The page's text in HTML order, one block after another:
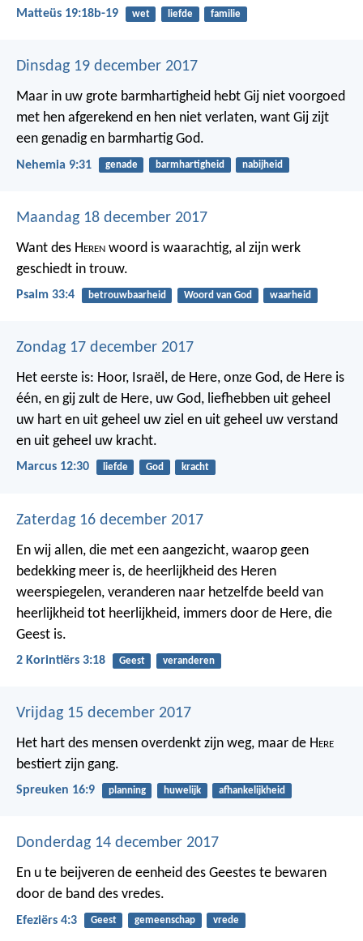
Matteüs 19:18b-19 wet liefde familie
Dinsdag 19 december 2017
Maar in uw grote barmhartigheid hebt Gij niet voorgoed
met hen afgerekend en hen niet verlaten, want Gij zijt
een genadig en barmhartig God.
Nehemia 9:31 genade barmhartigheid nabijheid
Maandag 18 december 2017
Want des Heren woord is waarachtig, al zijn werk
geschiedt in trouw.
Psalm 33:4 betrouwbaarheid Woord van God waarheid
Zondag 17 december 2017
Het eerste is: Hoor, Israël, de Here, onze God, de Here is
één, en gij zult de Here, uw God, liefhebben uit geheel
uw hart en uit geheel uw ziel en uit geheel uw verstand
en uit geheel uw kracht.
Marcus 12:30 liefde God kracht
Zaterdag 16 december 2017
En wij allen, die met een aangezicht, waarop geen
bedekking meer is, de heerlijkheid des Heren
weerspiegelen, veranderen naar hetzelfde beeld van
heerlijkheid tot heerlijkheid, immers door de Here, die
Geest is.
2 Korintiërs 3:18 Geest veranderen
Vrijdag 15 december 2017
Het hart des mensen overdenkt zijn weg, maar de Here
bestiert zijn gang.
Spreuken 16:9 planning huwelijk afhankelijkheid
Donderdag 14 december 2017
En u te beijveren de eenheid des Geestes te bewaren
door de band des vredes.
Efeziërs 4:3 Geest gemeenschap vrede